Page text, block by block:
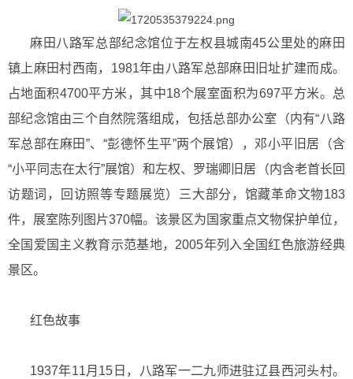
麻田八路军总部纪念馆位于左权县城南45公里处的麻田
镇上麻田村西南，1981年由八路军总部麻田旧址扩建而成。
占地面积4700平方米，其中18个展室面积为697平方米。总
部纪念馆由三个自然院落组成，包括总部办公室（内有“八路
军总部在麻田”、“彭德怀生平”两个展馆），邓小平旧居（含
“小平同志在太行”展馆）和左权、罗瑞卿旧居（内含老首长回
访题词，回访照等专题展览）三大部分，馆藏革命文物183
件，展室陈列图片370幅。该景区为国家重点文物保护单位，
全国爱国主义教育示范基地，2005年列入全国红色旅游经典
景区。
红色故事
1937年11月15日，八路军一二九师进驻辽县西河头村。